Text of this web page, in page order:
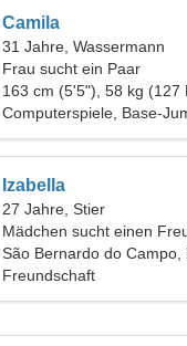
Camila
31 Jahre, Wassermann
Frau sucht ein Paar
163 cm (5'5"), 58 kg (127
Computerspiele, Base-
Izabella
27 Jahre, Stier
Mädchen sucht einen
São Bernardo do Campo,
Freundschaft